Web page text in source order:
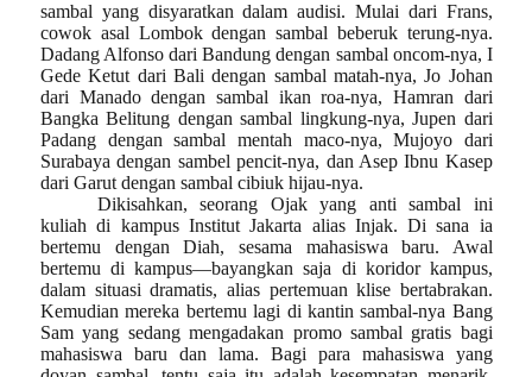
sambal yang disyaratkan dalam audisi. Mulai dari Frans,
cowok asal Lombok dengan sambal beberuk terung-nya.
Dadang Alfonso dari Bandung dengan sambal oncom-nya, I
Gede Ketut dari Bali dengan sambal matah-nya, Jo Johan
dari Manado dengan sambal ikan roa-nya, Hamran dari
Bangka Belitung dengan sambal lingkung-nya, Jupen dari
Padang dengan sambal mentah maco-nya, Mujoyo dari
Surabaya dengan sambel pencit-nya, dan Asep Ibnu Kasep
dari Garut dengan sambal cibiuk hijau-nya.
Dikisahkan, seorang Ojak yang anti sambal ini
kuliah di kampus Institut Jakarta alias Injak. Di sana ia
bertemu dengan Diah, sesama mahasiswa baru. Awal
bertemu di kampus—bayangkan saja di koridor kampus,
dalam situasi dramatis, alias pertemuan klise bertabrakan.
Kemudian mereka bertemu lagi di kantin sambal-nya Bang
Sam yang sedang mengadakan promo sambal gratis bagi
mahasiswa baru dan lama. Bagi para mahasiswa yang